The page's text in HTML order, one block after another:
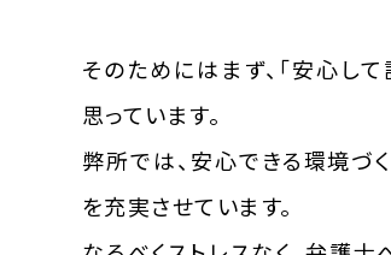
そのためにはまず、「安心し
思っています。
弊所では、安心できる環境づ
を充実させています。